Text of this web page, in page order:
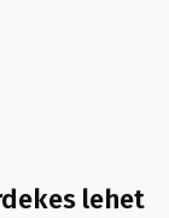
lehet